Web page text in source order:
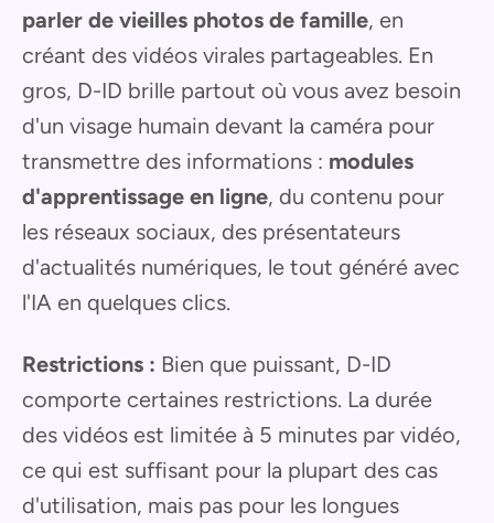
parler de vieilles photos de famille, en
créant des vidéos virales partageables. En
gros, D-ID brille partout où vous avez besoin
d'un visage humain devant la caméra pour
transmettre des informations : modules
d'apprentissage en ligne, du contenu pour
les réseaux sociaux, des présentateurs
d'actualités numériques, le tout généré avec
l'IA en quelques clics.
Restrictions : Bien que puissant, D-ID
comporte certaines restrictions. La durée
des vidéos est limitée à 5 minutes par vidéo,
ce qui est suffisant pour la plupart des cas
d'utilisation, mais pas pour les longues